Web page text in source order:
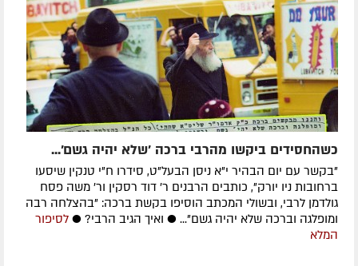
כשהחסידים ביקשו מהרבי ברכה 'שלא יהיה גשם'...
"בקשר עם יום הבהיר י"א ניסן הבעל"ט, סידרו ח"י טנקין שיסעו
ברחובות ניו יורק", כותבים הרבנים ר' דוד רסקין ור' משה פסח
גולדמן לרבי, ובשולי המכתב הוסיפו בקשת ברכה: "בהצלחה רבה
ומופלגה וברכה שלא יהיה גשם"... ● ואיך הגיב הרבי? ● לסיפור
המלא